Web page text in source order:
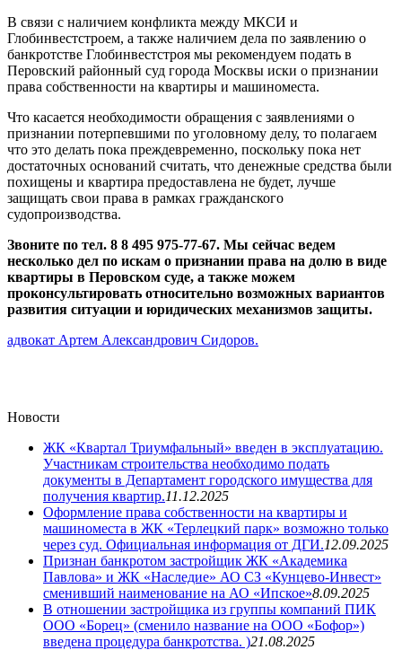
В связи с наличием конфликта между МКСИ и
Глобинвестстроем, а также наличием дела по заявлению о
банкротстве Глобинвестстроя мы рекомендуем подать в
Перовский районный суд города Москвы иски о признании
права собственности на квартиры и машиноместа.
Что касается необходимости обращения с заявлениями о
признании потерпевшими по уголовному делу, то полагаем
что это делать пока преждевременно, поскольку пока нет
достаточных оснований считать, что денежные средства были
похищены и квартира предоставлена не будет, лучше
защищать свои права в рамках гражданского
судопроизводства.
Звоните по тел. 8 8 495 975-77-67. Мы сейчас ведем
несколько дел по искам о признании права на долю в виде
квартиры в Перовском суде, а также можем
проконсультировать относительно возможных вариантов
развития ситуации и юридических механизмов защиты.
адвокат Артем Александрович Сидоров.
Новости
ЖК «Квартал Триумфальный» введен в эксплуатацию.
Участникам строительства необходимо подать
документы в Департамент городского имущества для
получения квартир.11.12.2025
Оформление права собственности на квартиры и
машиноместа в ЖК «Терлецкий парк» возможно только
через суд. Официальная информация от ДГИ.12.09.2025
Признан банкротом застройщик ЖК «Академика
Павлова» и ЖК «Наследие» АО СЗ «Кунцево-Инвест»
сменивший наименование на АО «Ипское»8.09.2025
В отношении застройщика из группы компаний ПИК
ООО «Борец» (сменило название на ООО «Бофор»)
введена процедура банкротства. )21.08.2025